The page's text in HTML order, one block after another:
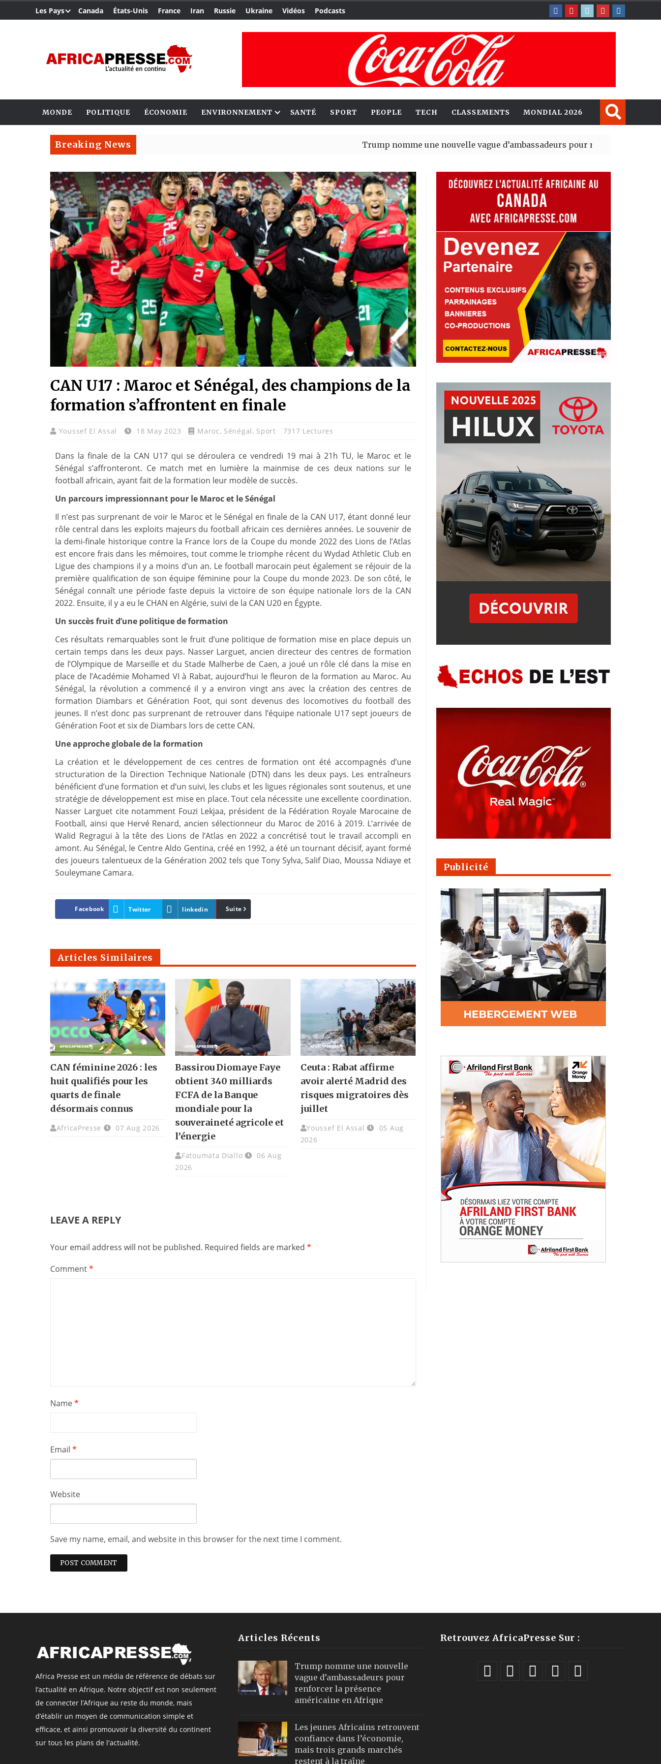
Les Pays Canada États-Unis France Iran Russie Ukraine Vidéos Podcasts
MONDE POLITIQUE ÉCONOMIE ENVIRONNEMENT SANTÉ SPORT PEOPLE TECH CLASSEMENTS MONDIAL 2026
Breaking News Trump nomme une nouvelle vague d’ambassadeurs pour renforcer la présence
CAN U17 : Maroc et Sénégal, des champions de la
formation s’affrontent en finale
Youssef El Assal 18 May 2023 Maroc, Sénégal, Sport 7317 Lectures
Dans la finale de la CAN U17 qui se déroulera ce vendredi 19 mai à 21h TU, le Maroc et le
Sénégal s’affronteront. Ce match met en lumière la mainmise de ces deux nations sur le
football africain, ayant fait de la formation leur modèle de succès.
Un parcours impressionnant pour le Maroc et le Sénégal
Il n’est pas surprenant de voir le Maroc et le Sénégal en finale de la CAN U17, étant donné leur
rôle central dans les exploits majeurs du football africain ces dernières années. Le souvenir de
la demi-finale historique contre la France lors de la Coupe du monde 2022 des Lions de l’Atlas
est encore frais dans les mémoires, tout comme le triomphe récent du Wydad Athletic Club en
Ligue des champions il y a moins d’un an. Le football marocain peut également se réjouir de la
première qualification de son équipe féminine pour la Coupe du monde 2023. De son côté, le
Sénégal connaît une période faste depuis la victoire de son équipe nationale lors de la CAN
2022. Ensuite, il y a eu le CHAN en Algérie, suivi de la CAN U20 en Égypte.
Un succès fruit d’une politique de formation
Ces résultats remarquables sont le fruit d’une politique de formation mise en place depuis un
certain temps dans les deux pays. Nasser Larguet, ancien directeur des centres de formation
de l’Olympique de Marseille et du Stade Malherbe de Caen, a joué un rôle clé dans la mise en
place de l’Académie Mohamed VI à Rabat, aujourd’hui le fleuron de la formation au Maroc. Au
Sénégal, la révolution a commencé il y a environ vingt ans avec la création des centres de
formation Diambars et Génération Foot, qui sont devenus des locomotives du football des
jeunes. Il n’est donc pas surprenant de retrouver dans l’équipe nationale U17 sept joueurs de
Génération Foot et six de Diambars lors de cette CAN.
Une approche globale de la formation
La création et le développement de ces centres de formation ont été accompagnés d’une
structuration de la Direction Technique Nationale (DTN) dans les deux pays. Les entraîneurs
bénéficient d’une formation et d’un suivi, les clubs et les ligues régionales sont soutenus, et une
stratégie de développement est mise en place. Tout cela nécessite une excellente coordination.
Nasser Larguet cite notamment Fouzi Lekjaa, président de la Fédération Royale Marocaine de
Football, ainsi que Hervé Renard, ancien sélectionneur du Maroc de 2016 à 2019. L’arrivée de
Walid Regragui à la tête des Lions de l’Atlas en 2022 a concrétisé tout le travail accompli en
amont. Au Sénégal, le Centre Aldo Gentina, créé en 1992, a été un tournant décisif, ayant formé
des joueurs talentueux de la Génération 2002 tels que Tony Sylva, Salif Diao, Moussa Ndiaye et
Souleymane Camara.
Facebook Twitter linkedin Pinterest
Suite
Articles Similaires
CAN féminine 2026 : les
huit qualifiés pour les
quarts de finale
désormais connus
AfricaPresse 07 Aug 2026
Bassirou Diomaye Faye
obtient 340 milliards
FCFA de la Banque
mondiale pour la
souveraineté agricole et
l’énergie
Fatoumata Diallo
06 Aug
2026
Ceuta : Rabat affirme
avoir alerté Madrid des
risques migratoires dès
juillet
Youssef El Assal
05 Aug
2026
LEAVE A REPLY
Your email address will not be published. Required fields are marked *
Comment*
Name*
Email *
Website
Save my name, email, and website in this browser for the next time I comment.
Publicité
Africa Presse est un média de référence de débats sur
l’actualité en Afrique. Notre objectif est non seulement
de connecter l’Afrique au reste du monde, mais
d’établir un moyen de communication simple et
efficace, et ainsi promouvoir la diversité du continent
sur tous les plans de l'actualité.
Articles Récents
Trump nomme une nouvelle
vague d’ambassadeurs pour
renforcer la présence
américaine en Afrique
Les jeunes Africains retrouvent
confiance dans l’économie,
mais trois grands marchés
restent à la traîne
Retrouvez AfricaPresse Sur :